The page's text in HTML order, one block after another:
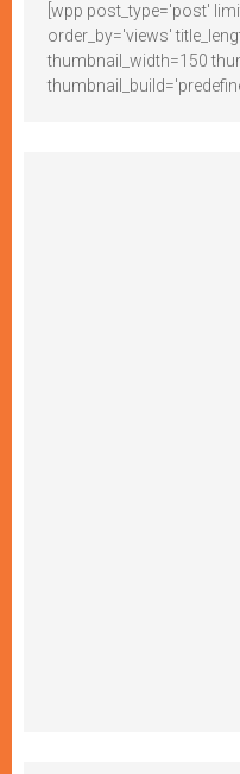
[wpp post_type='post'
order_by='views'
thumbnail_width=150